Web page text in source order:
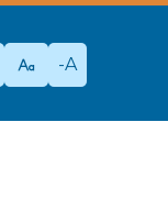
-A